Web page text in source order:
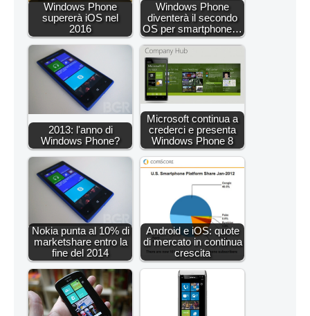
Windows Phone
supererà iOS nel
2016
Windows Phone
diventerà il secondo
OS per smartphone…
2013: l'anno di
Windows Phone?
Microsoft continua a
crederci e presenta
Windows Phone 8
Nokia punta al 10% di
marketshare entro la
fine del 2014
Android e iOS: quote
di mercato in continua
crescita